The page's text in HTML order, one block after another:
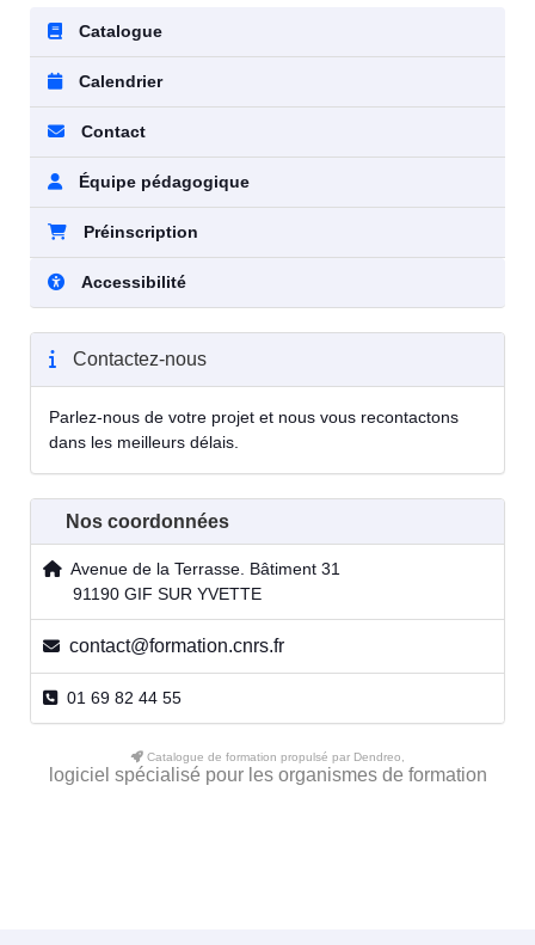
Catalogue
Calendrier
Contact
Équipe pédagogique
Préinscription
Accessibilité
Contactez-nous
Parlez-nous de votre projet et nous vous recontactons
dans les meilleurs délais.
Nos coordonnées
Avenue de la Terrasse. Bâtiment 31
91190 GIF SUR YVETTE
contact@formation.cnrs.fr
01 69 82 44 55
Catalogue de formation propulsé par Dendreo,
logiciel spécialisé pour les organismes de formation